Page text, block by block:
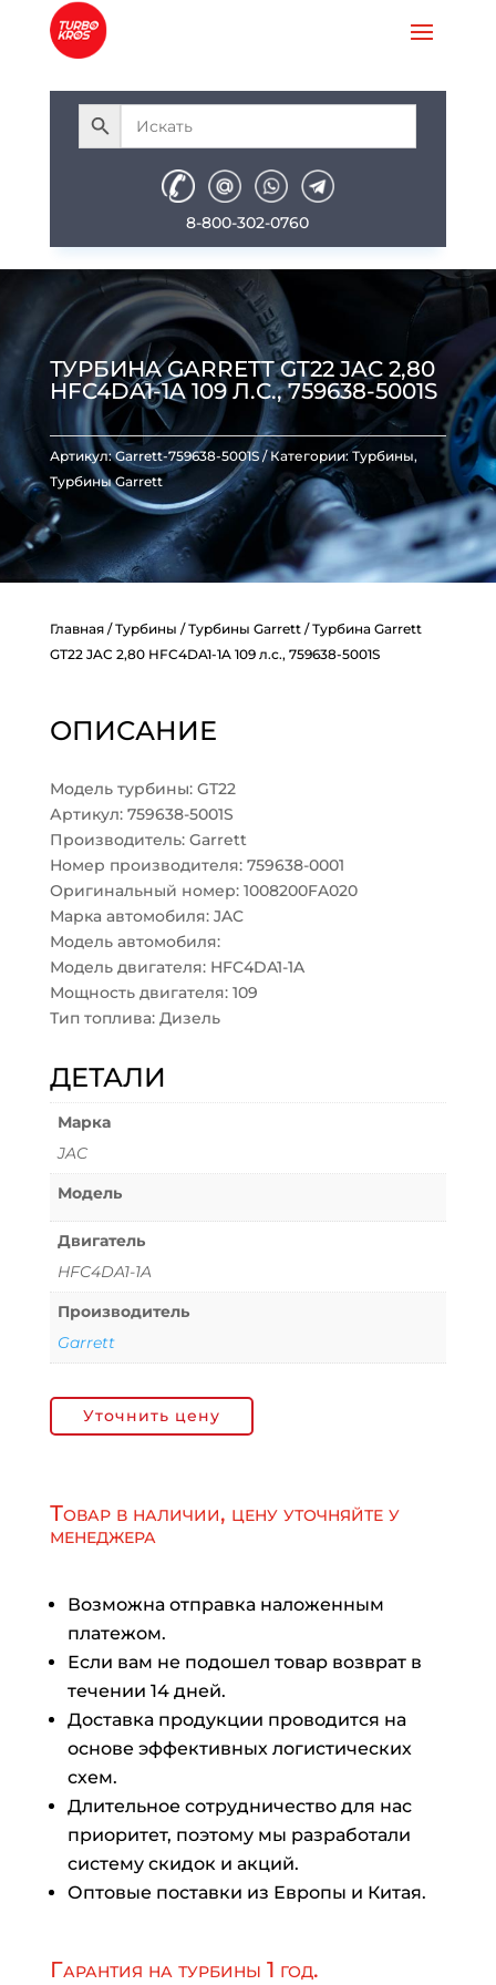
8-800-302-0760
ТУРБИНА GARRETT GT22 JAC 2,80
HFC4DA1-1A 109 Л.С., 759638-5001S
Артикул:Garrett-759638-5001S Категории:Турбины,
Турбины Garrett
Главная/Турбины /Турбины Garrett/ Турбина Garrett
GT22 JAC 2,80 HFC4DA1-1A 109 л.с., 759638-5001S
ОПИСАНИЕ
Модель турбины: GT22
Артикул: 759638-5001S
Производитель: Garrett
Номер производителя: 759638-0001
Оригинальный номер: 1008200FA020
Марка автомобиля: JAC
Модель автомобиля:
Модель двигателя: HFC4DA1-1A
Мощность двигателя: 109
Тип топлива: Дизель
ДЕТАЛИ
Марка
JAC
Модель
Двигатель
HFC4DA1-1A
Производитель
Garrett
Уточнить цену
Товар в наличии, цену уточняйте у
менеджера
Возможна отправка наложенным
платежом.
Если вам не подошел товар возврат в
течении 14 дней.
Доставка продукции проводится на
основе эффективных логистических
схем.
Длительное сотрудничество для нас
приоритет, поэтому мы разработали
систему скидок и акций.
Оптовые поставки из Европы и Китая.
Гарантия на турбины 1 год.